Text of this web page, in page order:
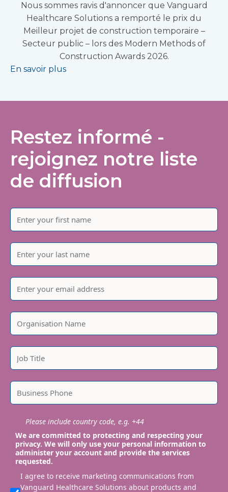
Nous sommes ravis d'annoncer que Vanguard
Healthcare Solutions a remporté le prix du
Meilleur projet de construction temporaire –
Secteur public – lors des Modern Methods of
Construction Awards 2026.
En savoir plus
Restez informé -
rejoignez notre liste
de diffusion
Please include country code, e.g. +44
We are committed to protecting and respecting your
privacy. We will only use your personal information to
administer your account and provide the services
requested.
I agree to receive marketing communications from
Vanguard Healthcare Solutions about products and